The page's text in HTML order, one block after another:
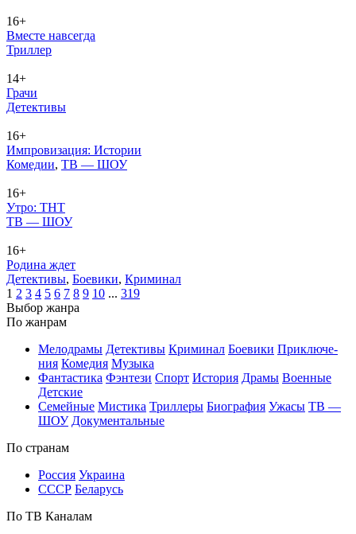
16+
Вместе навсегда
Трил­лер
14+
Грачи
Де­тек­ти­вы
16+
Импровизация: Истории
Ко­ме­дии, ТВ — ШОУ
16+
Утро: ТНТ
ТВ — ШОУ
16+
Родина ждет
Де­тек­ти­вы, Бое­ви­ки, Кри­ми­нал
1 2 3 4 5 6 7 8 9 10 ... 319
Вы­бор жан­ра
По жан­рам
Ме­ло­дра­мы Де­тек­ти­вы Кри­ми­нал Бое­ви­ки При­клю­че­
ния Ко­ме­дия Му­зы­ка
Фан­та­сти­ка Фэн­те­зи Спорт Ис­то­рия Дра­мы Во­ен­ные
Дет­ские
Се­мей­ные Мис­ти­ка Трил­ле­ры Био­гра­фия Ужа­сы ТВ —
ШОУ До­ку­мен­таль­ные
По стра­нам
Рос­сия Ук­раи­на
СССР Бе­ла­русь
По ТВ Ка­на­лам